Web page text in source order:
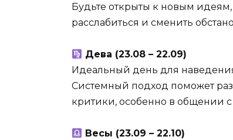
Будьте открыты к новым идеям,
расслабиться и сменить
Дева (23.08 – 22.09)
Идеальный день для
Системный подход поможет
критики, особенно в общении
Весы (23.09 – 22.10)